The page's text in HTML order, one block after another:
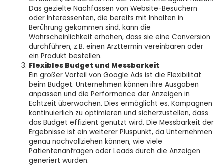
Das gezielte Nachfassen von Website-Besuchern
oder Interessenten, die bereits mit Inhalten in
Berührung gekommen sind, kann die
Wahrscheinlichkeit erhöhen, dass sie eine Conversion
durchführen, z.B. einen Arzttermin vereinbaren oder
ein Produkt bestellen.
Flexibles Budget und Messbarkeit
Ein großer Vorteil von Google Ads ist die Flexibilität
beim Budget. Unternehmen können ihre Ausgaben
anpassen und die Performance der Anzeigen in
Echtzeit überwachen. Dies ermöglicht es, Kampagnen
kontinuierlich zu optimieren und sicherzustellen, dass
das Budget effizient genutzt wird. Die Messbarkeit der
Ergebnisse ist ein weiterer Pluspunkt, da Unternehmen
genau nachvollziehen können, wie viele
Patientenanfragen oder Leads durch die Anzeigen
generiert wurden.